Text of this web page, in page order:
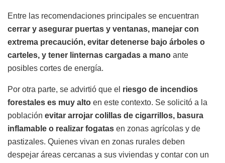
Entre las recomendaciones principales se encuentran
cerrar y asegurar puertas y ventanas, manejar con
extrema precaución, evitar detenerse bajo árboles o
carteles, y tener linternas cargadas a mano ante
posibles cortes de energía.
Por otra parte, se advirtió que el riesgo de incendios
forestales es muy alto en este contexto. Se solicitó a la
población evitar arrojar colillas de cigarrillos, basura
inflamable o realizar fogatas en zonas agrícolas y de
pastizales. Quienes vivan en zonas rurales deben
despejar áreas cercanas a sus viviendas y contar con un